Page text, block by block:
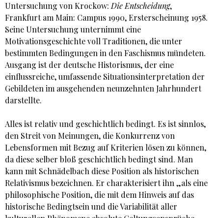
Untersuchung von Krockow: Die Entscheidung,
Frankfurt am Main: Campus 1990, Ersterscheinung 1958.
Seine Untersuchung unternimmt eine
Motivationsgeschichte voll Traditionen, die unter
bestimmten Bedingungen in den Faschismus mündeten.
Ausgang ist der deutsche Historismus, der eine
einflussreiche, umfassende Situationsinterpretation der
Gebildeten im ausgehenden neunzehnten Jahrhundert
darstellte.
Alles ist relativ und geschichtlich bedingt. Es ist sinnlos,
den Streit von Meinungen, die Konkurrenz von
Lebensformen mit Bezug auf Kriterien lösen zu können,
da diese selber bloß geschichtlich bedingt sind. Man
kann mit Schnädelbach diese Position als historischen
Relativismus bezeichnen. Er charakterisiert ihn „als eine
philosophische Position, die mit dem Hinweis auf das
historische Bedingtsein und die Variabilität aller